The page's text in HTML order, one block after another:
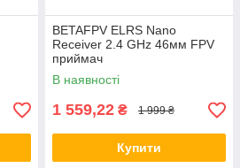
BETAFPV ELRS Nano
Receiver 2.4 GHz 46мм FPV
приймач
В наявності
1 559,22 ₴ 1 999 ₴
Купити